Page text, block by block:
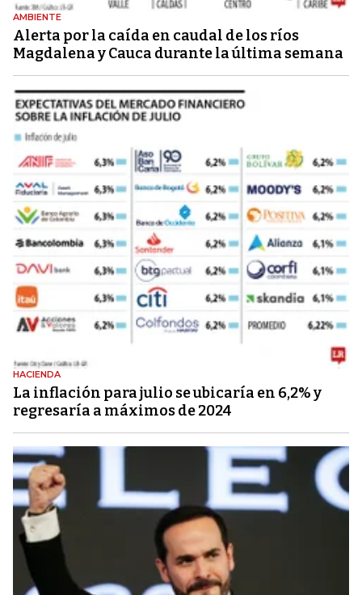
AMBIENTE
Alerta por la caída en caudal de los ríos
Magdalena y Cauca durante la última semana
HACIENDA
La inflación para julio se ubicaría en 6,2% y
regresaría a máximos de 2024